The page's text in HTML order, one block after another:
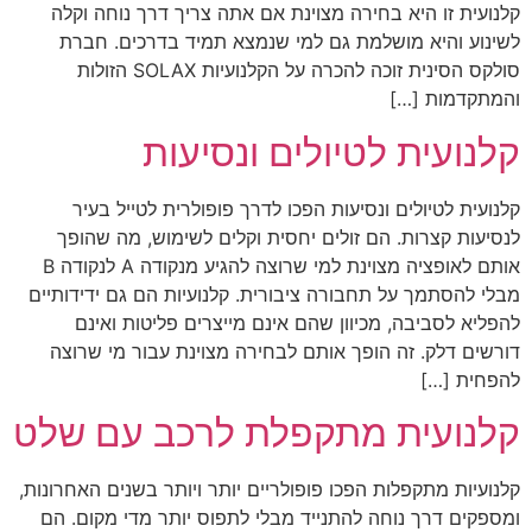
קלנועית זו היא בחירה מצוינת אם אתה צריך דרך נוחה וקלה
לשינוע והיא מושלמת גם למי שנמצא תמיד בדרכים. חברת
סולקס הסינית זוכה להכרה על הקלנועיות SOLAX הזולות
והמתקדמות […]
קלנועית לטיולים ונסיעות
קלנועית לטיולים ונסיעות הפכו לדרך פופולרית לטייל בעיר
לנסיעות קצרות. הם זולים יחסית וקלים לשימוש, מה שהופך
אותם לאופציה מצוינת למי שרוצה להגיע מנקודה A לנקודה B
מבלי להסתמך על תחבורה ציבורית. קלנועיות הם גם ידידותיים
להפליא לסביבה, מכיוון שהם אינם מייצרים פליטות ואינם
דורשים דלק. זה הופך אותם לבחירה מצוינת עבור מי שרוצה
להפחית […]
קלנועית מתקפלת לרכב עם שלט
קלנועיות מתקפלות הפכו פופולריים יותר ויותר בשנים האחרונות,
ומספקים דרך נוחה להתנייד מבלי לתפוס יותר מדי מקום. הם